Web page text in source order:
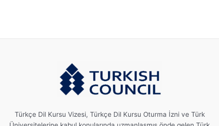
Türkçe Dil Kursu Vizesi, Türkçe Dil Kursu Oturma İzni ve Türk